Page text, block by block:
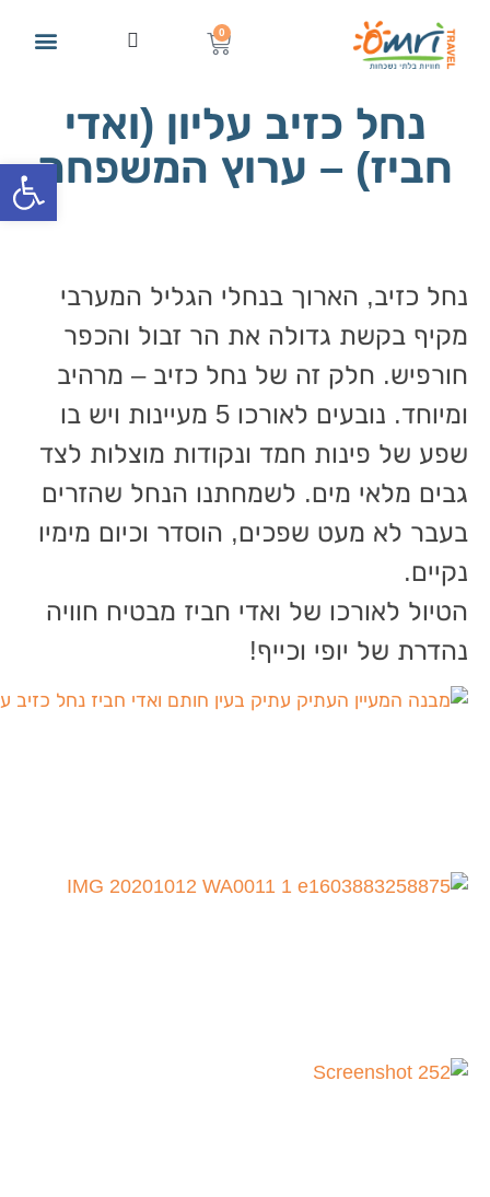
פתח
0
נחל כזיב עליון (ואדי
חביז) – ערוץ המשפחה
נחל כזיב, הארוך בנחלי הגליל המערבי
מקיף בקשת גדולה את הר זבול והכפר
חורפיש. חלק זה של נחל כזיב – מרהיב
ומיוחד. נובעים לאורכו 5 מעיינות ויש בו
שפע של פינות חמד ונקודות מוצלות לצד
גבים מלאי מים. לשמחתנו הנחל שהזרים
בעבר לא מעט שפכים, הוסדר וכיום מימיו
נקיים.
הטיול לאורכו של ואדי חביז מבטיח חוויה
נהדרת של יופי וכייף!